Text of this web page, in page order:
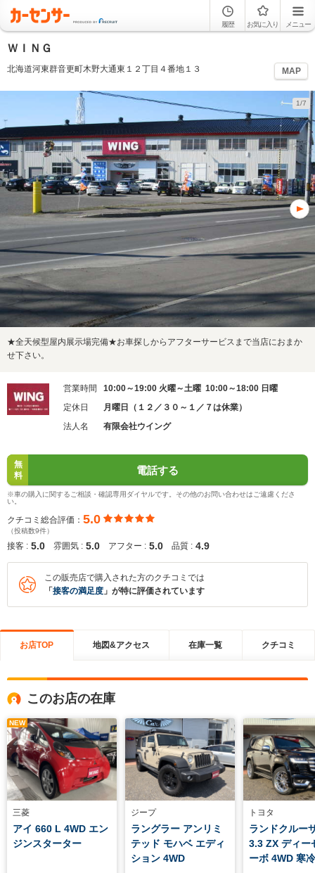
履歴 お気に入り メニュー
ＷＩＮＧ
北海道河東群音更町木野大通東１２丁目４番地１３ MAP
1/7
★全天候型屋内展示場完備★お車探しからアフターサービスまで当店におまか
せ下さい。
営業時間
10:00～19:00 火曜～土曜 10:00～18:00 日曜
定休日
月曜日（１２／３０～１／７は休業）
法人名
有限会社ウイング
無
料
電話する
※車の購入に関するご相談・確認専用ダイヤルです。その他のお問い合わせはご遠慮くださ
い。
クチコミ総合評価： 5.0
（投稿数9件）
接客 : 5.0 雰囲気 : 5.0 アフター : 5.0 品質 : 4.9
この販売店で購入された方のクチコミでは
「 接客の満足度 」が特に評価されています
お店TOP 地図&アクセス 在庫一覧 クチコミ
このお店の在庫
NEW
三菱
アイ 660 L 4WD エン
ジンスターター
ジープ
ラングラー アンリミ
テッド モハベ エディ
ション 4WD
トヨタ
ランドクルー
3.3 ZX ディー
ーボ 4WD 寒